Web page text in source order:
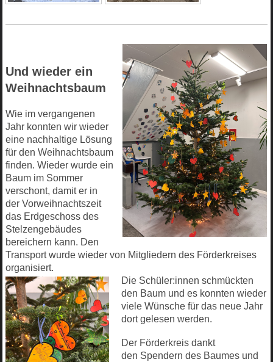
Und wieder ein
Weihnachtsbaum
Wie im vergangenen
Jahr konnten wir wieder
eine nachhaltige Lösung
für den Weihnachtsbaum
finden. Wieder wurde ein
Baum im Sommer
verschont, damit er in
der Vorweihnachtszeit
das Erdgeschoss des
Stelzengebäudes
bereichern kann. Den
Transport wurde wieder von Mitgliedern des Förderkreises
organisiert.
Die Schüler:innen schmückten
den Baum und es konnten wieder
viele Wünsche für das neue Jahr
dort gelesen werden.
Der Förderkreis dankt
den Spendern des Baumes und